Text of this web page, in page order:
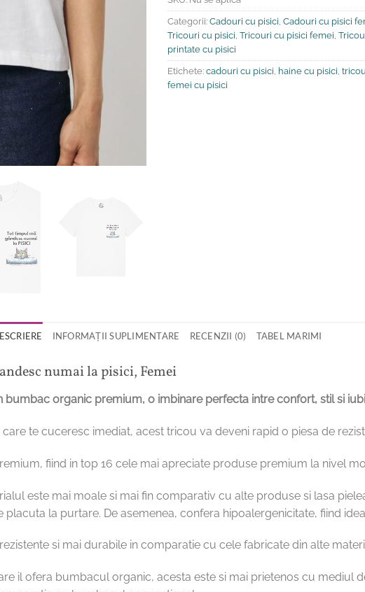
Categorii: Cadouri cu pisici Cadouri cu pisici
Tricouri cu pisici Tricouri cu pisici femei
printate cu pisici
Etichete: cadouri cu pisici haine cu pisici
femei cu pisici
INFORMAȚII SUPLIMENTARE RECENZII (0) TABEL MARIMI
numai la pisici, Femei
organic premium, o imbinare perfecta intre confort, stil si
te cuceresc imediat, acest tricou va deveni rapid o piesa de
fiind in top 16 cele mai apreciate produse premium la nivel
este mai moale si mai fin comparativ cu alte produse si lasa
la purtare. De asemenea, confera hipoalergenicitate, fiind
si mai durabile in comparatie cu cele fabricate din alte
il ofera bumbacul organic, acesta este si mai prietenos cu mediul